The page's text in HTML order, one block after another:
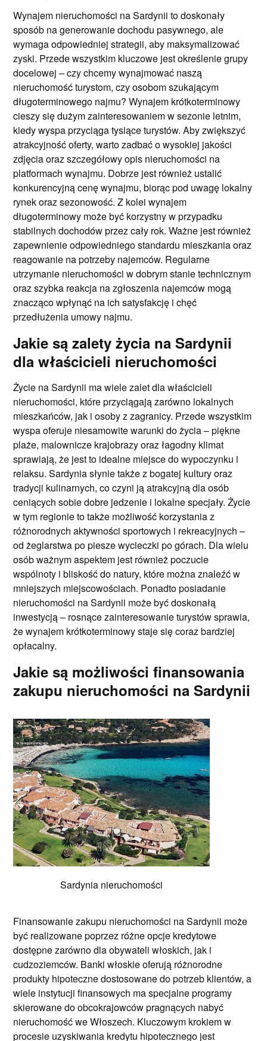
Wynajem nieruchomości na Sardynii to doskonały
sposób na generowanie dochodu pasywnego, ale
wymaga odpowiedniej strategii, aby maksymalizować
zyski. Przede wszystkim kluczowe jest określenie grupy
docelowej – czy chcemy wynajmować naszą
nieruchomość turystom, czy osobom szukającym
długoterminowego najmu? Wynajem krótkoterminowy
cieszy się dużym zainteresowaniem w sezonie letnim,
kiedy wyspa przyciąga tysiące turystów. Aby zwiększyć
atrakcyjność oferty, warto zadbać o wysokiej jakości
zdjęcia oraz szczegółowy opis nieruchomości na
platformach wynajmu. Dobrze jest również ustalić
konkurencyjną cenę wynajmu, biorąc pod uwagę lokalny
rynek oraz sezonowość. Z kolei wynajem
długoterminowy może być korzystny w przypadku
stabilnych dochodów przez cały rok. Ważne jest również
zapewnienie odpowiedniego standardu mieszkania oraz
reagowanie na potrzeby najemców. Regularne
utrzymanie nieruchomości w dobrym stanie technicznym
oraz szybka reakcja na zgłoszenia najemców mogą
znacząco wpłynąć na ich satysfakcję i chęć
przedłużenia umowy najmu.
Jakie są zalety życia na Sardynii
dla właścicieli nieruchomości
Życie na Sardynii ma wiele zalet dla właścicieli
nieruchomości, które przyciągają zarówno lokalnych
mieszkańców, jak i osoby z zagranicy. Przede wszystkim
wyspa oferuje niesamowite warunki do życia – piękne
plaże, malownicze krajobrazy oraz łagodny klimat
sprawiają, że jest to idealne miejsce do wypoczynku i
relaksu. Sardynia słynie także z bogatej kultury oraz
tradycji kulinarnych, co czyni ją atrakcyjną dla osób
ceniących sobie dobre jedzenie i lokalne specjały. Życie
w tym regionie to także możliwość korzystania z
różnorodnych aktywności sportowych i rekreacyjnych –
od żeglarstwa po piesze wycieczki po górach. Dla wielu
osób ważnym aspektem jest również poczucie
wspólnoty i bliskość do natury, które można znaleźć w
mniejszych miejscowościach. Ponadto posiadanie
nieruchomości na Sardynii może być doskonałą
inwestycją – rosnące zainteresowanie turystów sprawia,
że wynajem krótkoterminowy staje się coraz bardziej
opłacalny.
Jakie są możliwości finansowania
zakupu nieruchomości na Sardynii
Sardynia nieruchomości
Finansowanie zakupu nieruchomości na Sardynii może
być realizowane poprzez różne opcje kredytowe
dostępne zarówno dla obywateli włoskich, jak i
cudzoziemców. Banki włoskie oferują różnorodne
produkty hipoteczne dostosowane do potrzeb klientów, a
wiele instytucji finansowych ma specjalne programy
skierowane do obcokrajowców pragnących nabyć
nieruchomość we Włoszech. Kluczowym krokiem w
procesie uzyskiwania kredytu hipotecznego jest